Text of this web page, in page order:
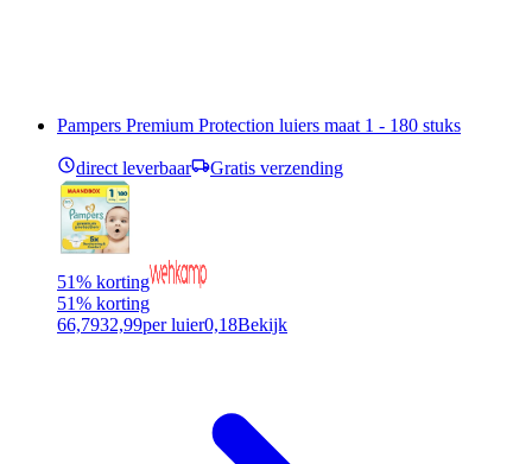
Pampers Premium Protection luiers maat 1 - 180 stuks
direct leverbaar Gratis verzending
51% korting
51% korting
66,7932,99per luier0,18Bekijk